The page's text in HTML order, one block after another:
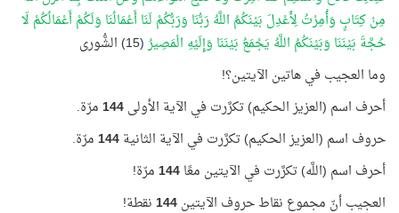
مِنْ كِتَابٍ وَأُمِرْتُ لِأَعْدِلَ بَيْنَكُمُ اللَّهُ رَبُّنَا وَرَبُّكُمْ لَنَا أَعْمَالُنَا وَلَكُمْ أَعْمَالُكُمْ لَا
حُجَّةَ بَيْنَنَا وَبَيْنَكُمُ اللَّهُ يَجْمَعُ بَيْنَنَا وَإِلَيْهِ الْمَصِيرُ(15) الشُّورى
وما العجيب في هاتين الآيتين؟!
أحرف اسم (العزيز الحكيم) تكرَّرت في الآية الأولى144مرّة.
حروف اسم (العزيز الحكيم) تكرَّرت في الآية الثانية144مرّة.
أحرف اسم (اللَّه) تكرَّرت في الآيتين معًا144مرّة!
العجيب أنّ مجموع نقاط حروف الآيتين144نقطة!